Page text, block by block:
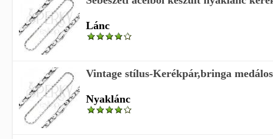
Lánc
Vintage stílus-Kerékpár,bringa
Nyaklánc